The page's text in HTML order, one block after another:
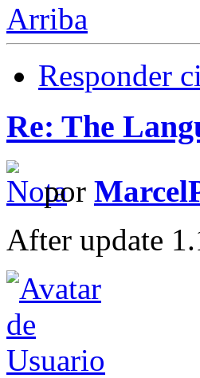
Arriba
Responder
Re: The
por
After update